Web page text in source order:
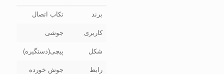
برند تکاب اتصال
کاربری جوشی
شکل پیچی(دستگیره)
رابط جوش خورده